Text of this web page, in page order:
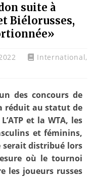
suite à
Biélorusses,
International,
des concours de
réduit au statut de
et la WTA, les
et féminins,
serait distribué lors
où le tournoi
les joueurs russes